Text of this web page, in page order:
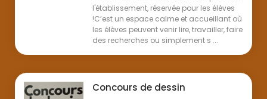
l'établissement, réservée pour les élèves
!C’est un espace calme et accueillant où
les élèves peuvent venir lire, travailler, faire
des recherches ou simplement s ...
Concours de dessin